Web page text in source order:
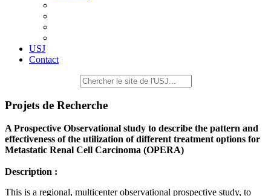
USJ
Contact
Projets de Recherche
A Prospective Observational study to describe the pattern and
effectiveness of the utilization of different treatment options for
Metastatic Renal Cell Carcinoma (OPERA)
Description :
This is a regional, multicenter observational prospective study, to